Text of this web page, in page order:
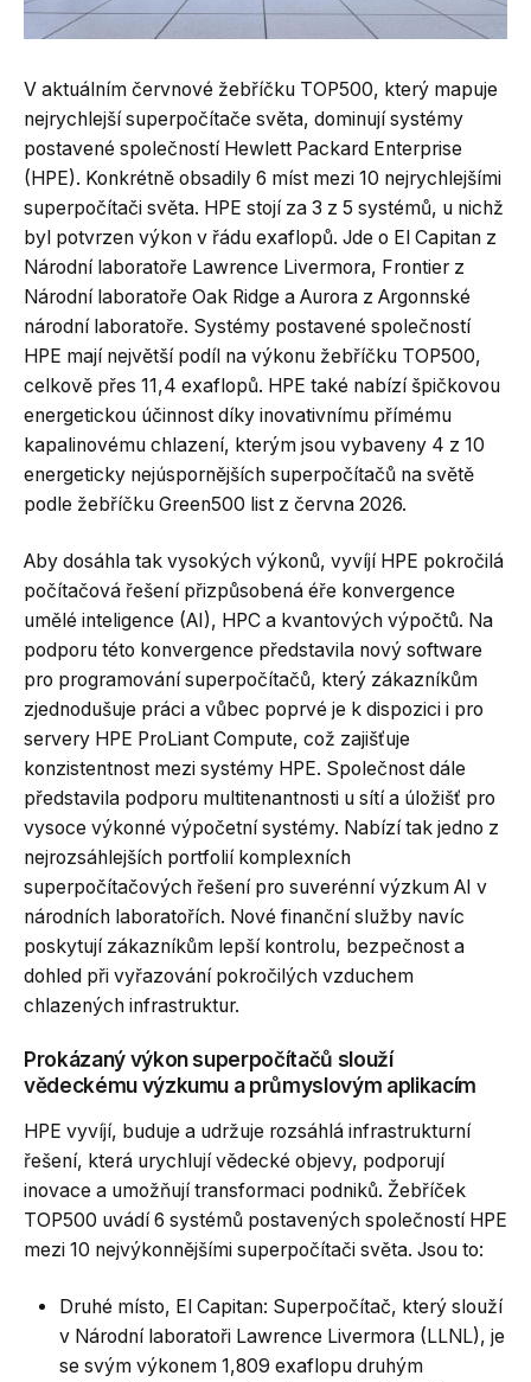
V aktuálním červnové žebříčku TOP500, který mapuje
nejrychlejší superpočítače světa, dominují systémy
postavené společností Hewlett Packard Enterprise
(HPE). Konkrétně obsadily 6 míst mezi 10 nejrychlejšími
superpočítači světa. HPE stojí za 3 z 5 systémů, u nichž
byl potvrzen výkon v řádu exaflopů. Jde o El Capitan z
Národní laboratoře Lawrence Livermora, Frontier z
Národní laboratoře Oak Ridge a Aurora z Argonnské
národní laboratoře. Systémy postavené společností
HPE mají největší podíl na výkonu žebříčku TOP500,
celkově přes 11,4 exaflopů. HPE také nabízí špičkovou
energetickou účinnost díky inovativnímu přímému
kapalinovému chlazení, kterým jsou vybaveny 4 z 10
energeticky nejúspornějších superpočítačů na světě
podle žebříčku Green500 list z června 2026.
Aby dosáhla tak vysokých výkonů, vyvíjí HPE pokročilá
počítačová řešení přizpůsobená éře konvergence
umělé inteligence (AI), HPC a kvantových výpočtů. Na
podporu této konvergence představila nový software
pro programování superpočítačů, který zákazníkům
zjednodušuje práci a vůbec poprvé je k dispozici i pro
servery HPE ProLiant Compute, což zajišťuje
konzistentnost mezi systémy HPE. Společnost dále
představila podporu multitenantnosti u sítí a úložišť pro
vysoce výkonné výpočetní systémy. Nabízí tak jedno z
nejrozsáhlejších portfolií komplexních
superpočítačových řešení pro suverénní výzkum AI v
národních laboratořích. Nové finanční služby navíc
poskytují zákazníkům lepší kontrolu, bezpečnost a
dohled při vyřazování pokročilých vzduchem
chlazených infrastruktur.
Prokázaný výkon superpočítačů slouží
vědeckému výzkumu a průmyslovým aplikacím
HPE vyvíjí, buduje a udržuje rozsáhlá infrastrukturní
řešení, která urychlují vědecké objevy, podporují
inovace a umožňují transformaci podniků. Žebříček
TOP500 uvádí 6 systémů postavených společností HPE
mezi 10 nejvýkonnějšími superpočítači světa. Jsou to:
Druhé místo, El Capitan: Superpočítač, který slouží
v Národní laboratoři Lawrence Livermora (LLNL), je
se svým výkonem 1,809 exaflopu druhým